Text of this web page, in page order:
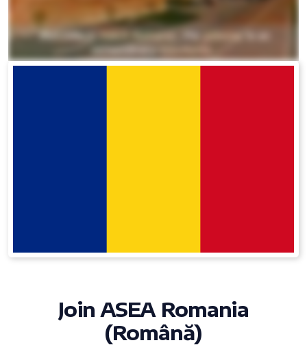
Join ASEA Romania
(Română)
ASEA Redox Supplement
RENU 28
Buy ASEA Redox Clay Mask
REDOXMood